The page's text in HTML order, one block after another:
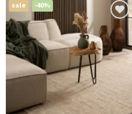
sale -40%